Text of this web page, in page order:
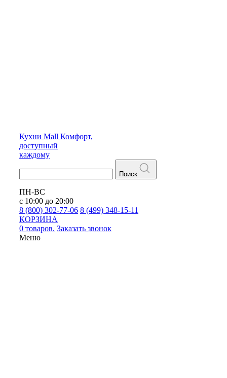
Кухни Mall Комфорт,
доступный
каждому
Поиск
ПН-ВС
с 10:00 до 20:00
8 (800) 302-77-06 8 (499) 348-15-11
КОРЗИНА
0 товаров. Заказать звонок
Меню